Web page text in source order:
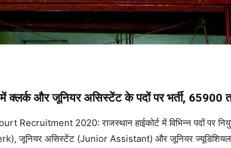
में क्लर्क और जूनियर असिस्टेंट के पदों पर भर्ती, 65900
Recruitment 2020: राजस्थान हाईकोर्ट में विभिन्न पदों पर
जूनियर असिस्टेंट (Junior Assistant) और जूनियर